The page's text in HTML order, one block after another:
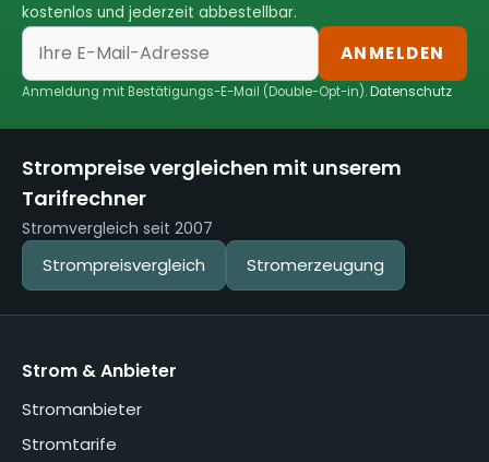
kostenlos und jederzeit abbestellbar.
ANMELDEN
Anmeldung mit Bestätigungs-E-Mail (Double-Opt-in).Datenschutz
Strompreise vergleichen mit unserem
Tarifrechner
Stromvergleich seit 2007
Strompreisvergleich Stromerzeugung
Strom & Anbieter
Stromanbieter
Stromtarife